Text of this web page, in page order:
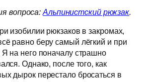
вопроса:Альпинистский рюкзак.
изобилии рюкзаков в закромах,
равно беру самый лёгкий и при
на него поначалу страшно
Однако, после того, как
дырок перестало бросаться в